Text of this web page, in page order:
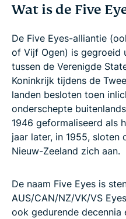
Wat is de Five
De Five Eyes-alliantie
of Vijf Ogen) is gegroeid
tussen de Verenigde
Koninkrijk tijdens de
landen besloten toen
onderschepte
1946 geformaliseerd als
jaar later, in 1955, sloten
Nieuw-Zeeland zich aan.
De naam Five Eyes is
AUS/CAN/NZ/VK/VS
ook gedurende decennia